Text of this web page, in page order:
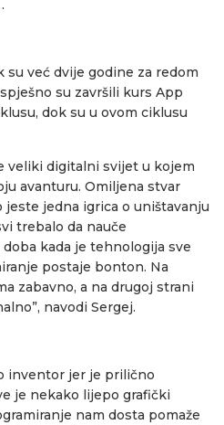
su već dvije godine za redom
su završili kurs App
dok su u ovom ciklusu
veliki digitalni svijet u kojem
avanturu. Omiljena stvar
jeste jedna igrica o uništavanju
trebalo da nauče
kada je tehnologija sve
postaje bonton. Na
zabavno, a na drugoj strani
navodi Sergej.
inventor jer je prilično
je nekako lijepo grafički
nam dosta pomaže